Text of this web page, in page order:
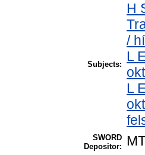
Subjects:
H
/
L
L
SWORD
Depositor: